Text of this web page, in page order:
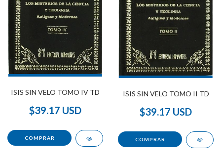
ISIS SIN VELO TOMO IV TD
$39.17 USD
ISIS SIN VELO TOMO II TD
$39.17 USD